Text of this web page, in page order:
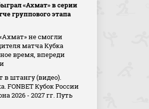
«Ахмат» в серии
группового этапа
не смогли
матча Кубка
время, впереди
в штангу (видео).
FONBET Кубок России
2026 - 2027 гг. Путь